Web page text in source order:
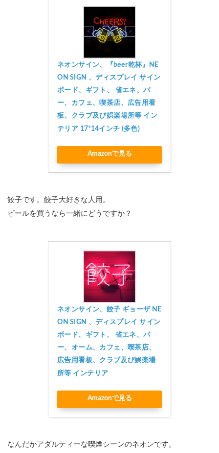
ネオンサイン、『beer乾杯』NE
ON SIGN 、ディスプレイ サイン
ボード、ギフト、 省エネ、バ
ー、カフェ、喫茶店、広告用看
板、クラブ及び娯楽場所等 イン
テリア 17*14インチ (多色)
Amazonで見る
餃子です。餃子大好きな人用。
ビールを買うなら一緒にどうですか？
ネオンサイン、餃子 ギョーザ NE
ON SIGN 、ディスプレイ サイン
ボード、ギフト、 省エネ、バ
ー、オーム、カフェ、喫茶店、
広告用看板、クラブ及び娯楽場
所等 インテリア
Amazonで見る
なんだかアダルティーな喫煙シーンのネオンです。